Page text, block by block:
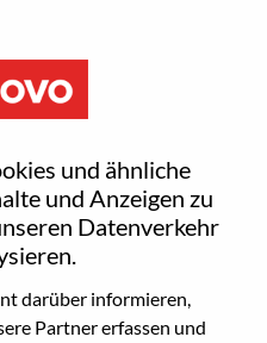
und ähnliche
und Anzeigen zu
Datenverkehr
darüber informieren,
Partner erfassen und
to reset your